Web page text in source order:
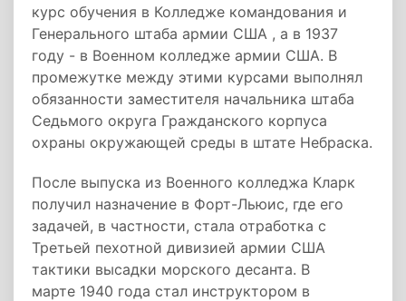
курс обучения в Колледже командования и
Генерального штаба армии США , а в 1937
году - в Военном колледже армии США. В
промежутке между этими курсами выполнял
обязанности заместителя начальника штаба
Седьмого округа Гражданского корпуса
охраны окружающей среды в штате Небраска.
После выпуска из Военного колледжа Кларк
получил назначение в Форт-Льюис, где его
задачей, в частности, стала отработка с
Третьей пехотной дивизией армии США
тактики высадки морского десанта. В
марте 1940 года стал инструктором в